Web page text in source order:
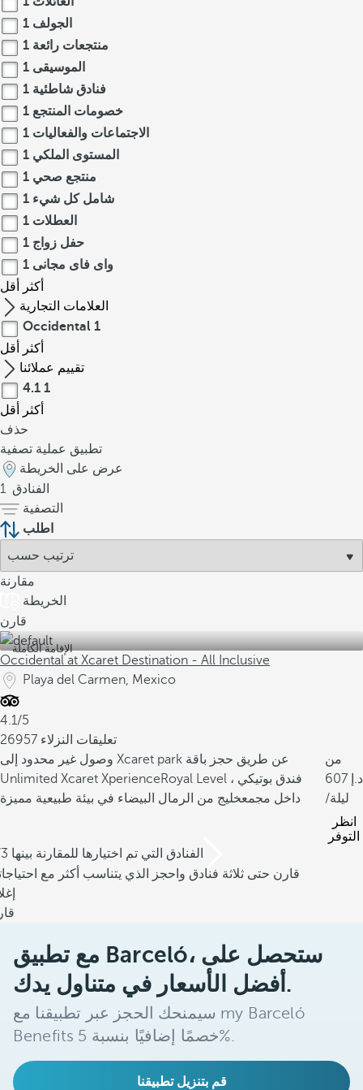
الجولف 1
منتجعات رائعة 1
الموسيقى 1
فنادق شاطئية 1
خصومات المنتجع 1
الاجتماعات والفعاليات 1
المستوى الملكي 1
منتجع صحي 1
شامل كل شيء 1
العطلات 1
حفل زواج 1
واى فاى مجانى 1
أكثر
أقل
العلامات التجارية
Occidental 1
أكثر
أقل
تقييم عملائنا
4.1 1
أكثر
أقل
حذف
تطبيق عملية تصفية
عرض على الخريطة
1 الفنادق
التصفية
اطلب
مقارنة
الخريطة
قارن
الإقامة الكاملة
Occidental at Xcaret Destination - All Inclusive
Playa del Carmen, Mexico
4.1/5
26957 تعليقات النزلاء
وصول غير محدود إلى Xcaret park عن طريق حجز باقة
Unlimited Xcaret XperienceRoyal Level ، فندق بوتيكي
داخل مجمعخليج من الرمال البيضاء في بيئة طبيعية مميزة
من
607
/ليلة
انظر
التوفر
/3 الفنادق التي تم اختيارها للمقارنة بينها
قارن حتى ثلاثة فنادق واحجز الذي يتناسب أكثر مع
مع تطبيق Barceló، ستحصل على
أفضل الأسعار في متناول يدك.
سيمنحك الحجز عبر تطبيقنا مع my Barceló
Benefits خصمًا إضافيًا بنسبة 5%.
قم بتنزيل تطبيقنا